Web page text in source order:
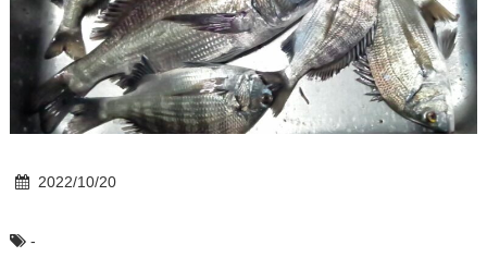
2022/10/20
-